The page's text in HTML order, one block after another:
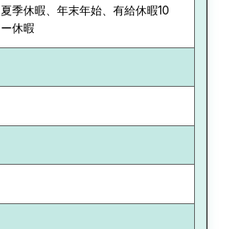
季休暇、年末年始、有給休暇10
休暇